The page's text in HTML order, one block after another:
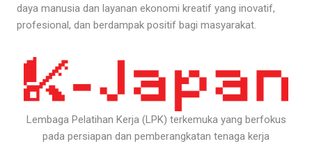
daya manusia dan layanan ekonomi kreatif yang inovatif,
profesional, dan berdampak positif bagi masyarakat.
Lembaga Pelatihan Kerja (LPK) terkemuka yang berfokus
pada persiapan dan pemberangkatan tenaga kerja